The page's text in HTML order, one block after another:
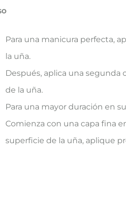
Para una manicura perfecta,
la uña.
Después, aplica una segunda
de la uña.
Para una mayor duración en
Comienza con una capa fina
superficie de la uña, aplique